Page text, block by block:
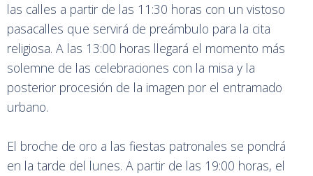
las calles a partir de las 11:30 horas con un vistoso
pasacalles que servirá de preámbulo para la cita
religiosa. A las 13:00 horas llegará el momento más
solemne de las celebraciones con la misa y la
posterior procesión de la imagen por el entramado
urbano.
El broche de oro a las fiestas patronales se pondrá
en la tarde del lunes. A partir de las 19:00 horas, el